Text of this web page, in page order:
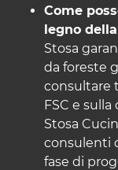
Come
legno
Stosa
da foreste
consultare
FSC e
Stosa
consulenti
fase di